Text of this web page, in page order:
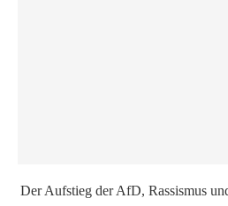
Der Aufstieg der AfD, Rassismus